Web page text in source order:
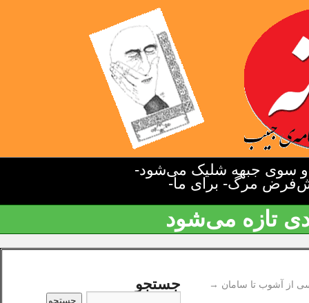
سوی جبهه شلیک می‌شود-
مرگ- برای ما-
تازه می‌شود
از آشوب تا سامان → جستجو